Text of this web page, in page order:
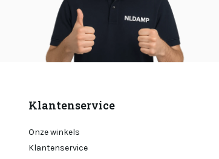
Klantenservice
Onze winkels
Klantenservice